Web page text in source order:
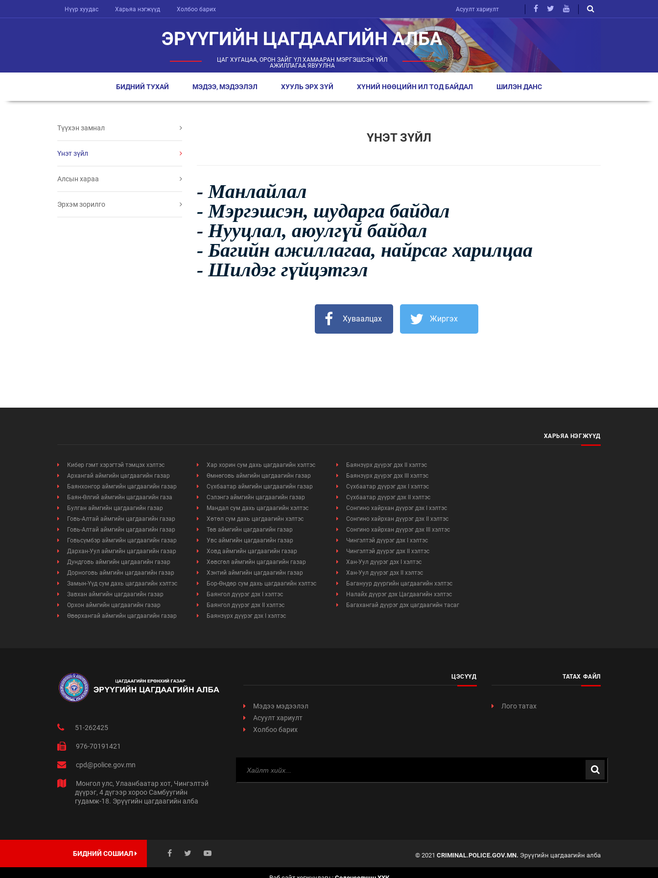
Нүүр хуудас Харьяа нэгжүүд Холбоо барих Асуулт хариулт
ЭРҮҮГИЙН ЦАГДААГИЙН АЛБА
ЦАГ ХУГАЦАА, ОРОН ЗАЙГ ҮЛ ХАМААРАН МЭРГЭШСЭН ҮЙЛ
АЖИЛЛАГАА ЯВУУЛНА
БИДНИЙ ТУХАЙ МЭДЭЭ, МЭДЭЭЛЭЛ ХУУЛЬ ЭРХ ЗҮЙ ХҮНИЙ НӨӨЦИЙН ИЛ ТОД БАЙДАЛ ШИЛЭН ДАНС
Түүхэн замнал
Үнэт зүйл
Алсын хараа
Эрхэм зорилго
ҮНЭТ ЗҮЙЛ
- Манлайлал
- Мэргэшсэн, шударга байдал
- Нууцлал, аюулгүй байдал
- Багийн ажиллагаа, найрсаг харилцаа
- Шилдэг гүйцэтгэл
Хуваалцах Жиргэх
ХАРЬЯА НЭГЖҮҮД
Кибер гэмт хэрэгтэй тэмцэх хэлтэс
Архангай аймгийн цагдаагийн газар
Баянхонгор аймгийн цагдаагийн газар
Баян-Өлгий аймгийн цагдаагийн газа
Булган аймгийн цагдаагийн газар
Говь-Алтай аймгийн цагдаагийн газар
Говь-Алтай аймгийн цагдаагийн газар
Говьсүмбэр аймгийн цагдаагийн газар
Дархан-Уул аймгийн цагдаагийн газар
Дундговь аймгийн цагдаагийн газар
Дорноговь аймгийн цагдаагийн газар
Замын-Үүд сум дахь цагдаагийн хэлтэс
Завхан аймгийн цагдаагийн газар
Орхон аймгийн цагдаагийн газар
Өвөрхангай аймгийн цагдаагийн газар
Хар хорин сум дахь цагдаагийн хэлтэс
Өмнөговь аймгийн цагдаагийн газар
Сүхбаатар аймгийн цагдаагийн газар
Сэлэнгэ аймгийн цагдаагийн газар
Мандал сум дахь цагдаагийн хэлтэс
Хөтөл сум дахь цагдаагийн хэлтэс
Төв аймгийн цагдаагийн газар
Увс аймгийн цагдаагийн газар
Ховд аймгийн цагдаагийн газар
Хөвсгөл аймгийн цагдаагийн газар
Хэнтий аймгийн цагдаагийн газар
Бор-Өндөр сум дахь цагдаагийн хэлтэс
Баянгол дүүрэг дэх I хэлтэс
Баянгол дүүрэг дэх II хэлтэс
Баянзүрх дүүрэг дэх I хэлтэс
Баянзүрх дүүрэг дэх II хэлтэс
Баянзүрх дүүрэг дэх III хэлтэс
Сүхбаатар дүүрэг дэх I хэлтэс
Сүхбаатар дүүрэг дэх II хэлтэс
Сонгино хайрхан дүүрэг дэх I хэлтэс
Сонгино хайрхан дүүрэг дэх II хэлтэс
Сонгино хайрхан дүүрэг дэх III хэлтэс
Чингэлтэй дүүрэг дэх I хэлтэс
Чингэлтэй дүүрэг дэх II хэлтэс
Хан-Уул дүүрэг дэх I хэлтэс
Хан-Уул дүүрэг дэх II хэлтэс
Багануур дүүргийн цагдаагийн хэлтэс
Налайх дүүрэг дэх Цагдаагийн хэлтэс
Багахангай дүүрэг дэх цагдаагийн тасаг
51-262425
976-70191421
cpd@police.gov.mn
Монгол улс, Улаанбаатар хот, Чингэлтэй
дүүрэг, 4 дүгээр хороо Самбуугийн
гудамж-18. Эрүүгийн цагдаагийн алба
ЦЭСҮҮД
Мэдээ мэдээлэл
Асуулт хариулт
Холбоо барих
ТАТАХ ФАЙЛ
Лого татах
БИДНИЙ СОШИАЛ © 2021 CRIMINAL.POLICE.GOV.MN. Эрүүгийн цагдаагийн алба
Үйл ажиллагааны ил тод байдал
Өргөдөл, гомдлын мэдээ
Иргэдийг хүлээн авах хуваарь
Ажил үүргийн чиглэл, утасны дугаар